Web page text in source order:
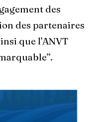
des
des partenaires
que l’ANVT